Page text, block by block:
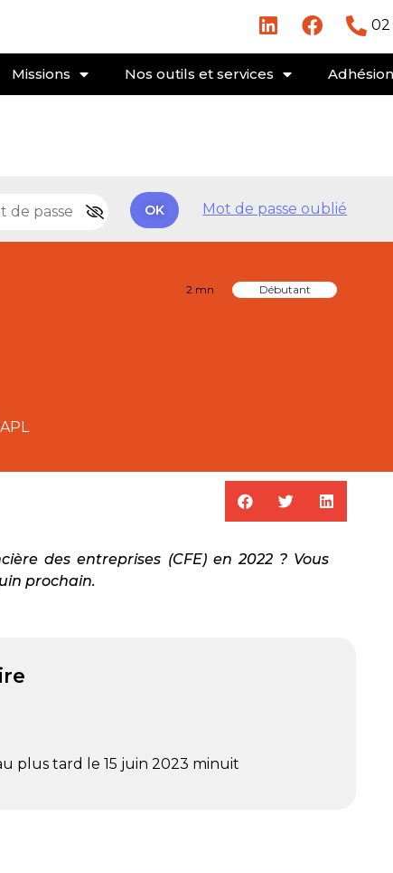
02
Missions Nos outils et services Adhésion
OK Mot de passe oublié
2 mn Débutant
des entreprises (CFE) en 2022 ? Vous
prochain.
plus tard le 15 juin 2023 minuit